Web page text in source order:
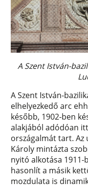
A Szent István-
A Szent István-
elhelyezkedő arc
később, 1902-ben
alakjából adódóan
országalmát tart. Az
Károly mintázta
nyitó alkotása
hasonlít a másik
mozdulata is